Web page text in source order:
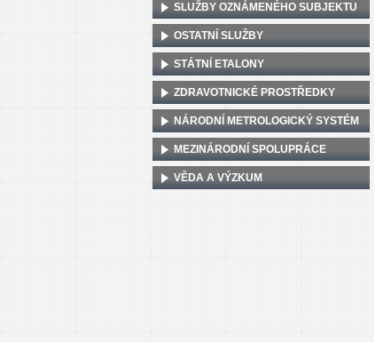
SLUŽBY OZNÁMENÉHO SUBJEKTU
OSTATNÍ SLUŽBY
STÁTNÍ ETALONY
ZDRAVOTNICKÉ PROSTŘEDKY
NÁRODNÍ METROLOGICKÝ SYSTÉM
MEZINÁRODNÍ SPOLUPRÁCE
VĚDA A VÝZKUM